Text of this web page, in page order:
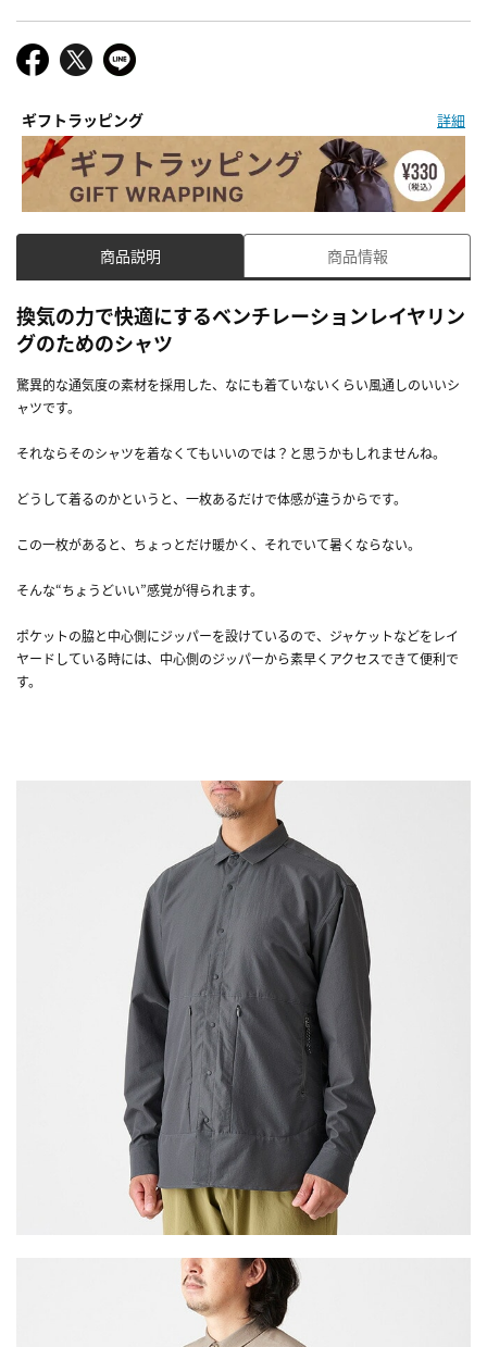
ギフトラッピング 詳細
商品説明 商品情報
換気の力で快適にするベンチレーションレイヤリン
グのためのシャツ
驚異的な通気度の素材を採用した、なにも着ていないくらい風通しのいいシ
ャツです。
それならそのシャツを着なくてもいいのでは？と思うかもしれませんね。
どうして着るのかというと、一枚あるだけで体感が違うからです。
この一枚があると、ちょっとだけ暖かく、それでいて暑くならない。
そんな“ちょうどいい”感覚が得られます。
ポケットの脇と中心側にジッパーを設けているので、ジャケットなどをレイ
ヤードしている時には、中心側のジッパーから素早くアクセスできて便利で
す。